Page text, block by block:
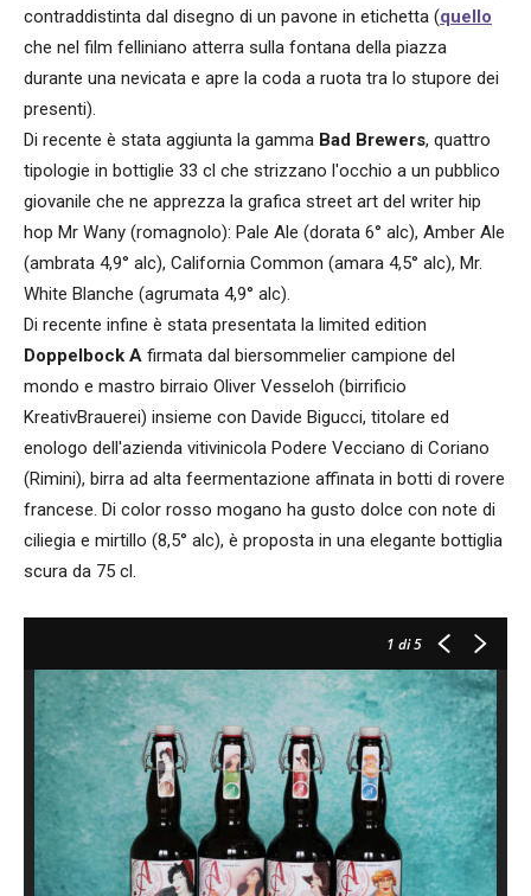
contraddistinta dal disegno di un pavone in etichetta (quello
che nel film felliniano atterra sulla fontana della piazza
durante una nevicata e apre la coda a ruota tra lo stupore dei
presenti).
Di recente è stata aggiunta la gamma Bad Brewers, quattro
tipologie in bottiglie 33 cl che strizzano l'occhio a un pubblico
giovanile che ne apprezza la grafica street art del writer hip
hop Mr Wany (romagnolo): Pale Ale (dorata 6° alc), Amber Ale
(ambrata 4,9° alc), California Common (amara 4,5° alc), Mr.
White Blanche (agrumata 4,9° alc).
Di recente infine è stata presentata la limited edition
Doppelbock A firmata dal biersommelier campione del
mondo e mastro birraio Oliver Vesseloh (birrificio
KreativBrauerei) insieme con Davide Bigucci, titolare ed
enologo dell'azienda vitivinicola Podere Vecciano di Coriano
(Rimini), birra ad alta feermentazione affinata in botti di rovere
francese. Di color rosso mogano ha gusto dolce con note di
ciliegia e mirtillo (8,5° alc), è proposta in una elegante bottiglia
scura da 75 cl.
1 di 5